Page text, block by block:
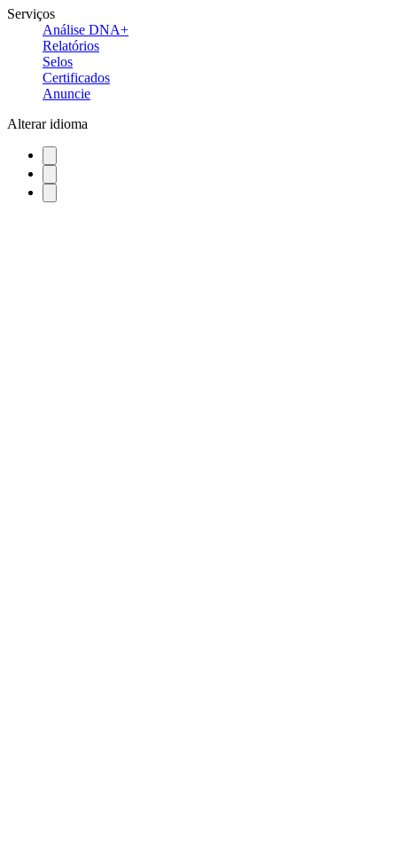
Serviços
Análise DNA+
Relatórios
Selos
Certificados
Anuncie
Alterar idioma